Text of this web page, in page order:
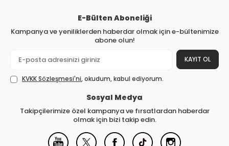
E-Bülten Aboneliği
Kampanya ve yeniliklerden haberdar olmak için e-bültenimize
abone olun!
KAYIT OL
KVKK Sözleşmesi'ni, okudum, kabul ediyorum.
Sosyal Medya
Takipçilerimize özel kampanya ve fırsatlardan haberdar
olmak için bizi takip edin.